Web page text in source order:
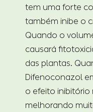
tem uma forte
também inibe o
Quando o
causará
das plantas.
Difenoconazol
o efeito inibitório
melhorando